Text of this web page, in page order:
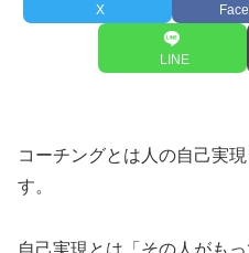
X
LINE
コーチングとは人の自己実
す。
自己実現とは「その人がも